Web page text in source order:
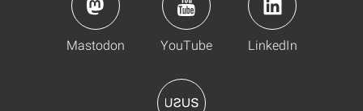
Mastodon YouTube LinkedIn